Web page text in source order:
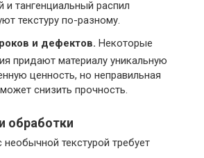
и тангенциальный распил
текстуру по-разному.
и дефектов. Некоторые
придают материалу уникальную
ценность, но неправильная
снизить прочность.
обработки
текстурой требует